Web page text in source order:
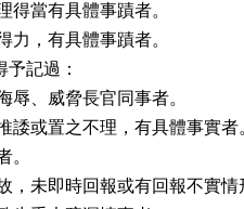
得當有具體事蹟者。
力，有具體事蹟者。
予記過：
辱、威脅長官同事者。
推諉或置之不理，有具體事實者
。
故，未即時回報或有回報不實